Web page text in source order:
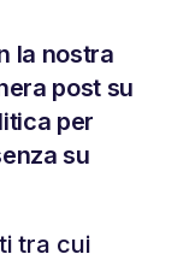
la nostra
post su
per
su
tra cui